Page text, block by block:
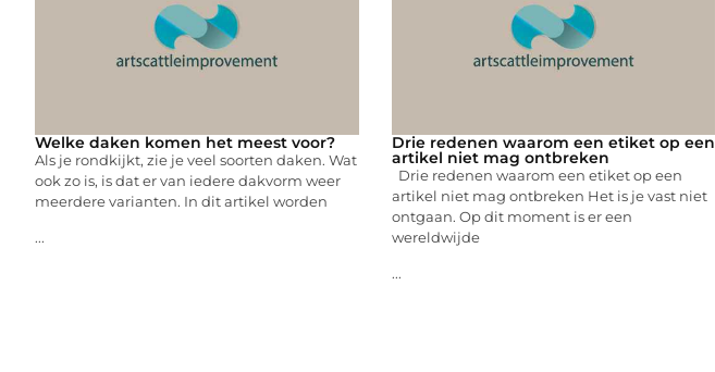
Welke daken komen het meest voor?
Als je rondkijkt, zie je veel soorten daken. Wat
ook zo is, is dat er van iedere dakvorm weer
meerdere varianten. In dit artikel worden
...
Drie redenen waarom een etiket op een
artikel niet mag ontbreken
Drie redenen waarom een etiket op een
artikel niet mag ontbreken Het is je vast niet
ontgaan. Op dit moment is er een
wereldwijde
...